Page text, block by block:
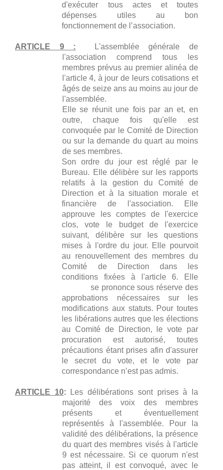
d'exécuter tous actes et toutes
dépenses utiles au bon
fonctionnement de l’association.
ARTICLE 9 : L'assemblée générale de
l'association comprend tous les
membres prévus au premier alinéa de
l'article 4, à jour de leurs cotisations et
âgés de seize ans au moins au jour de
l'assemblée.
Elle se réunit une fois par an et, en
outre, chaque fois qu'elle est
convoquée par le Comité de Direction
ou sur la demande du quart au moins
de ses membres.
Son ordre du jour est réglé par le
Bureau. Elle délibère sur les rapports
relatifs à la gestion du Comité de
Direction et à la situation morale et
financière de l'association. Elle
approuve les comptes de l'exercice
clos, vote le budget de l'exercice
suivant, délibère sur les questions
mises à l'ordre du jour. Elle pourvoit
au renouvellement des membres du
Comité de Direction dans les
conditions fixées à l'article 6. Elle
se prononce sous réserve des
approbations nécessaires sur les
modifications aux statuts. Pour toutes
les libérations autres que les élections
au Comité de Direction, le vote par
procuration est autorisé, toutes
précautions étant prises afin d'assurer
le secret du vote, et le vote par
correspondance n’est pas admis.
ARTICLE 10:
Les délibérations sont prises à la
majorité des voix des membres
présents et éventuellement
représentés à l'assemblée. Pour la
validité des délibérations, la présence
du quart des membres visés à l'article
9 est nécessaire. Si ce quorum n'est
pas atteint, il est convoqué, avec le